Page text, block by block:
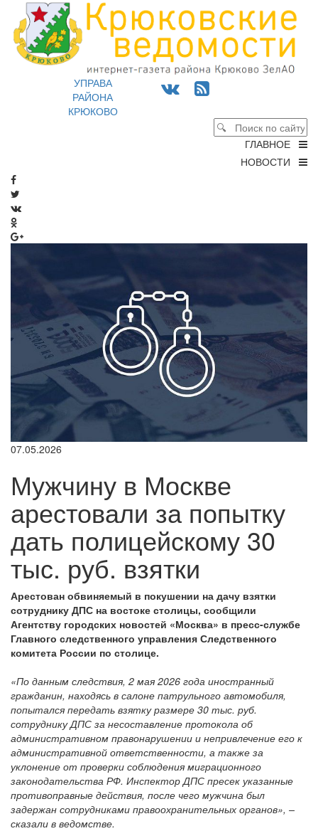
УПРАВА
РАЙОНА
КРЮКОВО
ГЛАВНОЕ
НОВОСТИ
07.05.2026
Мужчину в Москве
арестовали за попытку
дать полицейскому 30
тыс. руб. взятки
Арестован обвиняемый в покушении на дачу взятки
сотруднику ДПС на востоке столицы, сообщили
Агентству городских новостей «Москва» в пресс-службе
Главного следственного управления Следственного
комитета России по столице.
«По данным следствия, 2 мая 2026 года иностранный
гражданин, находясь в салоне патрульного автомобиля,
попытался передать взятку размере 30 тыс. руб.
сотруднику ДПС за несоставление протокола об
административном правонарушении и непривлечение его к
административной ответственности, а также за
уклонение от проверки соблюдения миграционного
законодательства РФ. Инспектор ДПС пресек указанные
противоправные действия, после чего мужчина был
задержан сотрудниками правоохранительных органов», –
сказали в ведомстве.